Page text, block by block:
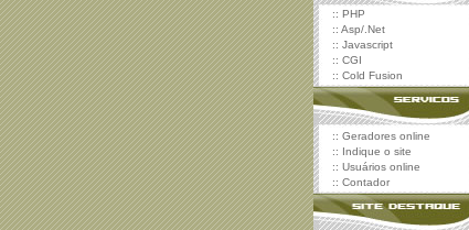
:: PHP
:: Asp/.Net
:: Javascript
:: CGI
:: Cold Fusion
:: Geradores online
:: Indique o site
:: Usuários online
:: Contador